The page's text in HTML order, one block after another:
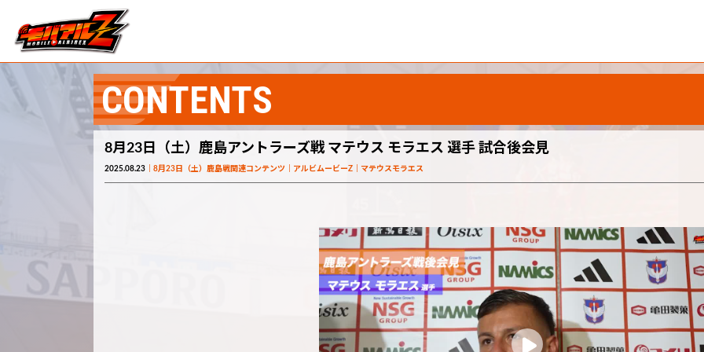
CONTENTS
8月23日（土）鹿島アントラーズ戦 マテウス モラエス 選手 試合後会見
2025.08.23 8月23日（土）鹿島戦関連コンテンツ アルビムービーZ マテウスモラエス